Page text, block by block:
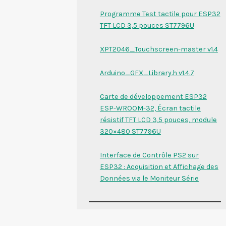
Programme Test tactile pour ESP32
TFT LCD 3,5 pouces ST7796U
XPT2046_Touchscreen-master v1.4
Arduino_GFX_Library.h v1.4.7
Carte de développement ESP32
ESP-WROOM-32, Écran tactile
résistif TFT LCD 3,5 pouces, module
320×480 ST7796U
Interface de Contrôle PS2 sur
ESP32 : Acquisition et Affichage des
Données via le Moniteur Série